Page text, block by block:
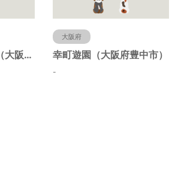
野田中央第２公園（大阪府豊中市）
大阪府
幸町遊園（大阪府豊中市）
-